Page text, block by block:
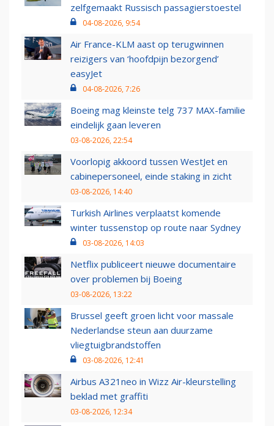
zelfgemaakt Russisch passagierstoestel
04-08-2026, 9:54
Air France-KLM aast op terugwinnen
reizigers van ‘hoofdpijn bezorgend’
easyJet
04-08-2026, 7:26
Boeing mag kleinste telg 737 MAX-familie
eindelijk gaan leveren
03-08-2026, 22:54
Voorlopig akkoord tussen WestJet en
cabinepersoneel, einde staking in zicht
03-08-2026, 14:40
Turkish Airlines verplaatst komende
winter tussenstop op route naar Sydney
03-08-2026, 14:03
Netflix publiceert nieuwe documentaire
over problemen bij Boeing
03-08-2026, 13:22
Brussel geeft groen licht voor massale
Nederlandse steun aan duurzame
vliegtuigbrandstoffen
03-08-2026, 12:41
Airbus A321neo in Wizz Air-kleurstelling
beklad met graffiti
03-08-2026, 12:34